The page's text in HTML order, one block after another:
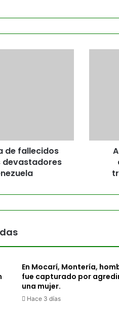
de fallecidos
devastadores
En Mocarí, Montería,
fue capturado por
una mujer.
Hace 3 días